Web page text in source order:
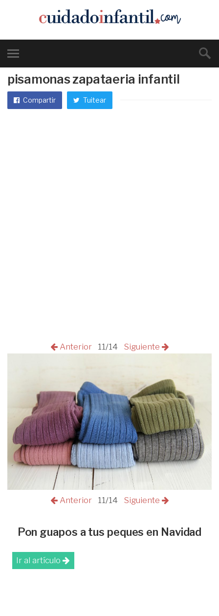
pisamonas zapataeria infantil
Compartir Tuitear
Anterior 11/14 Siguiente
Anterior 11/14 Siguiente
Pon guapos a tus peques en Navidad
Ir al artículo